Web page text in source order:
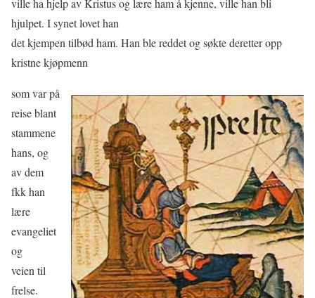
ville ha hjelp av Kristus og lære ham å kjenne, ville han bli
hjulpet. I synet lovet han
det kjempen tilbød ham. Han ble reddet og søkte deretter opp
kristne kjøpmenn
som var på
reise blant
stammene
hans, og
av dem
fkk han
lære
evangeliet
og
veien til
frelse.